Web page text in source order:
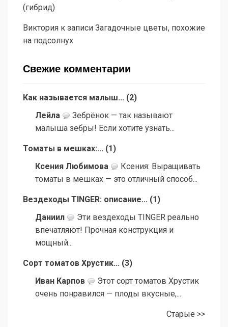
(гибрид)
Виктория к записи Загадочные цветы, похожие
на подсолнух
Свежие комментарии
Как называется малыш... (2)
Лейла
Зебрёнок — так называют
малыша зебры! Если хотите узнать...
Томаты в мешках:... (1)
Ксения Любимова
Ксения: Выращивать
томаты в мешках — это отличный способ...
Вездеходы TINGER: описание... (1)
Даниил
Эти вездеходы TINGER реально
впечатляют! Прочная конструкция и
мощный...
Сорт томатов Хрустик... (3)
Иван Карпов
Этот сорт томатов Хрустик
очень понравился — плоды вкусные,...
Старые >>